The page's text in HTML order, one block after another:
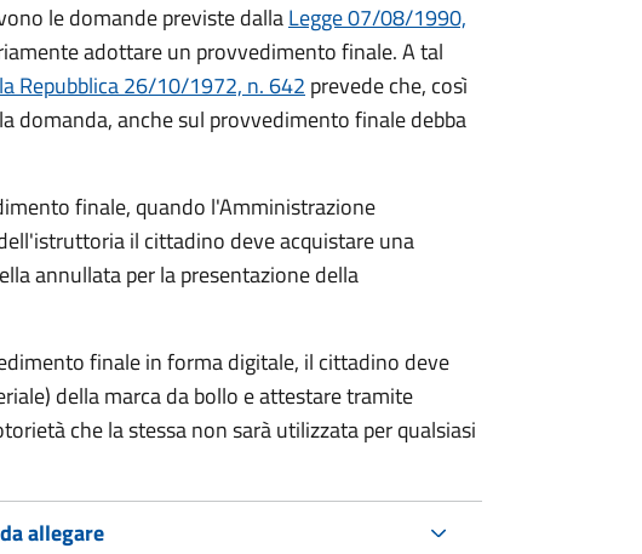
le domande previste dallaLegge 07/08/1990,
adottare un provvedimento finale. A tal
Repubblica 26/10/1972, n. 642 prevede che, così
domanda, anche sul provvedimento finale debba
finale, quando l'Amministrazione
il cittadino deve acquistare una
annullata per la presentazione della
finale in forma digitale, il cittadino deve
della marca da bollo e attestare tramite
che la stessa non sarà utilizzata per qualsiasi
allegare